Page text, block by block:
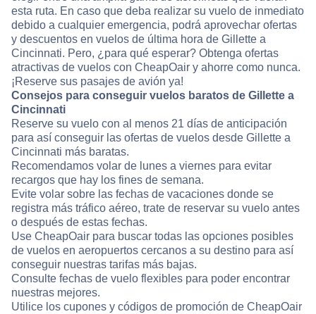
esta ruta. En caso que deba realizar su vuelo de inmediato
debido a cualquier emergencia, podrá aprovechar ofertas
y descuentos en vuelos de última hora de Gillette a
Cincinnati. Pero, ¿para qué esperar? Obtenga ofertas
atractivas de vuelos con CheapOair y ahorre como nunca.
¡Reserve sus pasajes de avión ya!
Consejos para conseguir vuelos baratos de Gillette a
Cincinnati
Reserve su vuelo con al menos 21 días de anticipación
para así conseguir las ofertas de vuelos desde Gillette a
Cincinnati más baratas.
Recomendamos volar de lunes a viernes para evitar
recargos que hay los fines de semana.
Evite volar sobre las fechas de vacaciones donde se
registra más tráfico aéreo, trate de reservar su vuelo antes
o después de estas fechas.
Use CheapOair para buscar todas las opciones posibles
de vuelos en aeropuertos cercanos a su destino para así
conseguir nuestras tarifas más bajas.
Consulte fechas de vuelo flexibles para poder encontrar
nuestras mejores.
Utilice los cupones y códigos de promoción de CheapOair